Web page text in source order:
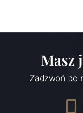
Masz
Zadzwoń do